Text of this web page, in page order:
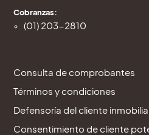
Cobranzas:
(01) 203-2810
Consulta de comprobantes
Términos y condiciones
Defensoría del cliente
Consentimiento de cliente